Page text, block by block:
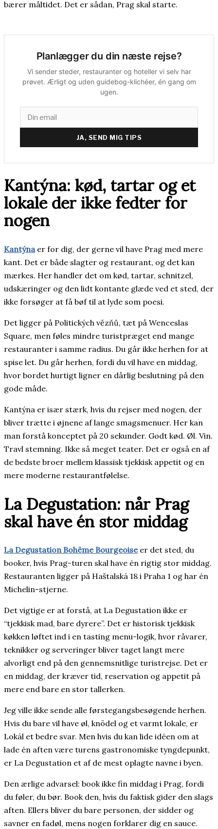
bærer måltidet. Det er sådan, Prag skal starte.
Planlægger du din næste rejse?
Vi sender steder, restauranter og hoteller vi selv har
prøvet. Ærligt og uden guidebog-klichéer, én gang om
ugen.
JA, SEND MIG TIPS
Kantýna: kød, tartar og et
lokale der ikke fedter for
nogen
Kantýna er for dig, der gerne vil have Prag med mere
kant. Det er både slagter og restaurant, og det kan
mærkes. Her handler det om kød, tartar, schnitzel,
udskæringer og den lidt kontante glæde ved et sted, der
ikke forsøger at få bøf til at lyde som poesi.
Det ligger på Politických vězňů, tæt på Wenceslas
Square, men føles mindre turistpræget end mange
restauranter i samme radius. Du går ikke herhen for at
spise let. Du går herhen, fordi du vil have en middag,
hvor bordet hurtigt ligner en dårlig beslutning på den
gode måde.
Kantýna er især stærk, hvis du rejser med nogen, der
bliver trætte i øjnene af lange smagsmenuer. Her kan
man forstå konceptet på 20 sekunder. Godt kød. Øl. Vin.
Travl stemning. Ikke så meget teater. Det er også en af
de bedste broer mellem klassisk tjekkisk appetit og en
mere moderne restaurantfølelse.
La Degustation: når Prag
skal have én stor middag
La Degustation Bohême Bourgeoiseer det sted, du
booker, hvis Prag-turen skal have én rigtig stor middag.
Restauranten ligger på Haštalská 18 i Praha 1 og har én
Michelin-stjerne.
Det vigtige er at forstå, at La Degustation ikke er
“tjekkisk mad, bare dyrere”. Det er historisk tjekkisk
køkken løftet ind i en tasting menu-logik, hvor råvarer,
teknikker og serveringer bliver taget langt mere
alvorligt end på den gennemsnitlige turistrejse. Det er
en middag, der kræver tid, reservation og appetit på
mere end bare en stor tallerken.
Jeg ville ikke sende alle førstegangsbesøgende herhen.
Hvis du bare vil have øl, knödel og et varmt lokale, er
Lokál et bedre svar. Men hvis du kan lide idéen om at
lade én aften være turens gastronomiske tyngdepunkt,
er La Degustation et af de mest oplagte navne i byen.
Den ærlige advarsel: book ikke fin middag i Prag, fordi
du føler, du bør. Book den, hvis du faktisk gider den slags
aften. Ellers bliver du bare personen, der sidder og
savner en fadøl, mens nogen forklarer dig en sauce.